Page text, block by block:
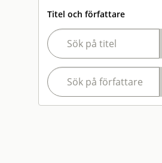
Titel och författare